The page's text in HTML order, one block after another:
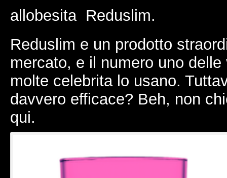
allobesita  Reduslim.
Reduslim e un prodotto
mercato, e il numero uno
molte celebrita lo usano.
davvero efficace? Beh, non
qui.